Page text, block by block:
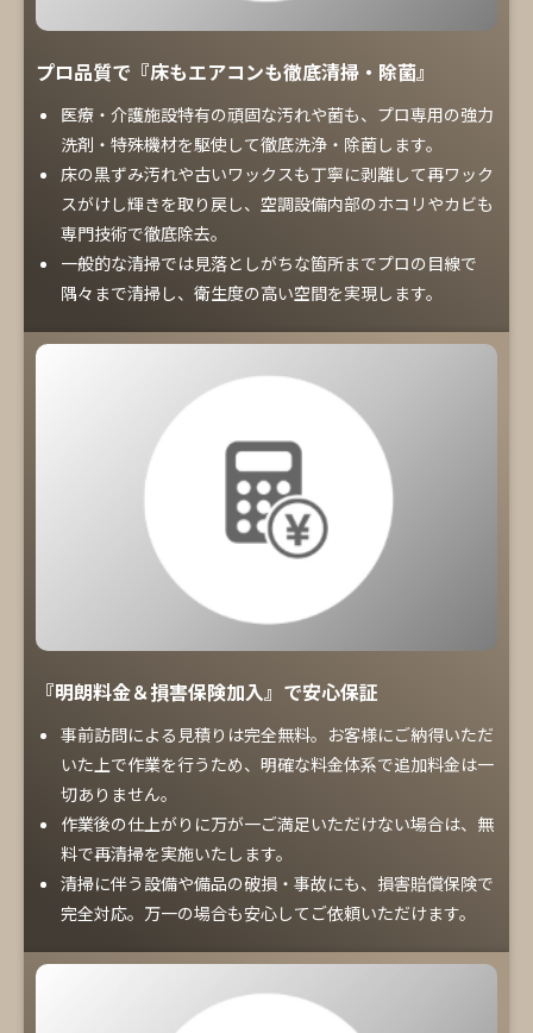
プロ品質で『床もエアコンも徹底清掃・除菌』
医療・介護施設特有の頑固な汚れや菌も、プロ専用の強力
洗剤・特殊機材を駆使して徹底洗浄・除菌します。
床の黒ずみ汚れや古いワックスも丁寧に剥離して再ワック
スがけし輝きを取り戻し、空調設備内部のホコリやカビも
専門技術で徹底除去。
一般的な清掃では見落としがちな箇所までプロの目線で
隅々まで清掃し、衛生度の高い空間を実現します。
『明朗料金＆損害保険加入』で安心保証
事前訪問による見積りは完全無料。お客様にご納得いただ
いた上で作業を行うため、明確な料金体系で追加料金は一
切ありません。
作業後の仕上がりに万が一ご満足いただけない場合は、無
料で再清掃を実施いたします。
清掃に伴う設備や備品の破損・事故にも、損害賠償保険で
完全対応。万一の場合も安心してご依頼いただけます。